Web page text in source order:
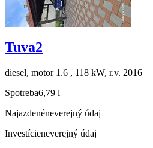
Tuva2
diesel, motor 1.6 , 118 kW, r.v. 2016
Spotreba6,79 l
Najazdenéneverejný údaj
Investícieneverejný údaj